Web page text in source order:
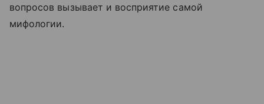
вопросов вызывает и восприятие самой
мифологии.